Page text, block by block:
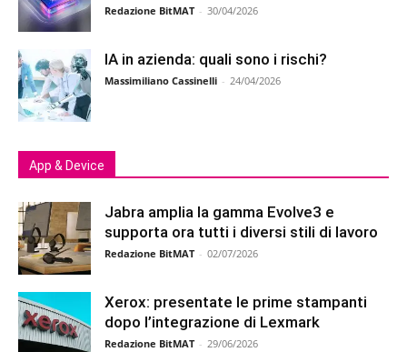
Redazione BitMAT - 30/04/2026
IA in azienda: quali sono i rischi?
Massimiliano Cassinelli - 24/04/2026
App & Device
Jabra amplia la gamma Evolve3 e
supporta ora tutti i diversi stili di lavoro
Redazione BitMAT - 02/07/2026
Xerox: presentate le prime stampanti
dopo l’integrazione di Lexmark
Redazione BitMAT - 29/06/2026